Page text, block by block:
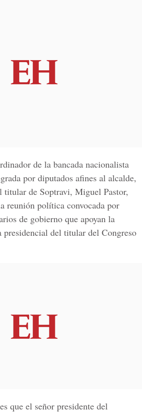
de la bancada nacionalista
por diputados afines al alcalde,
de Soptravi, Miguel Pastor,
reunión política convocada por
de gobierno que apoyan la
presidencial del titular del Congreso
que el señor presidente del